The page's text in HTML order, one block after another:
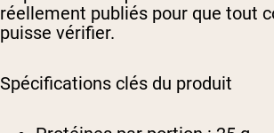
réellement publiés pour que tout
puisse vérifier.
Spécifications clés du produit